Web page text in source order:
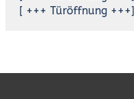
[ +++ Türöffnung +++]